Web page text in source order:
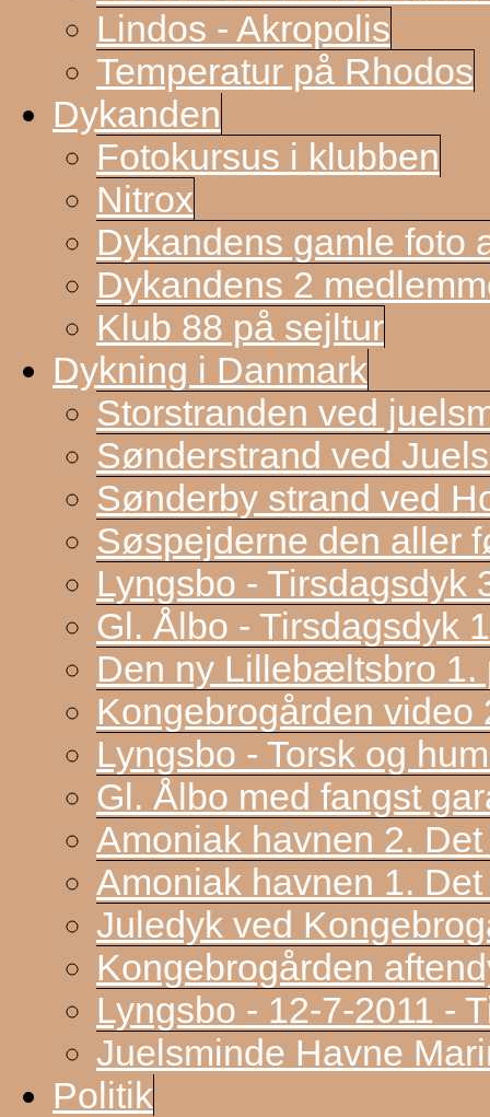
Lindos - Akropolis
Temperatur på Rhodos
Dykanden
Fotokursus i klubben
Nitrox
Dykandens gamle foto
Dykandens 2
Klub 88 på sejltur
Dykning i Danmark
Storstranden ved
Sønderstrand ved
Sønderby strand ved
Søspejderne den aller
Lyngsbo - Tirsdagsdyk
Gl. Ålbo - Tirsdagsdyk
Den ny Lillebæltsbro 1.
Kongebrogården video
Lyngsbo - Torsk og
Gl. Ålbo med fangst
Amoniak havnen 2.
Amoniak havnen 1.
Juledyk ved
Kongebrogården
Lyngsbo - 12-7-2011 -
Juelsminde Havne
Politik